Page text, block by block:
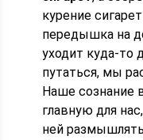
курение
передышка на
уходит куда-то
путаться, мы
Наше сознание
главную для
ней